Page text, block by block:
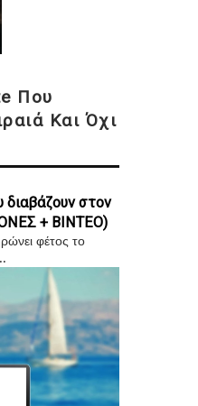
Που
Και Όχι
στον
+ ΒΙΝΤΕΟ)
φέτος το